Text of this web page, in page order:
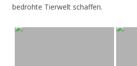
bedrohte Tierwelt schaffen.